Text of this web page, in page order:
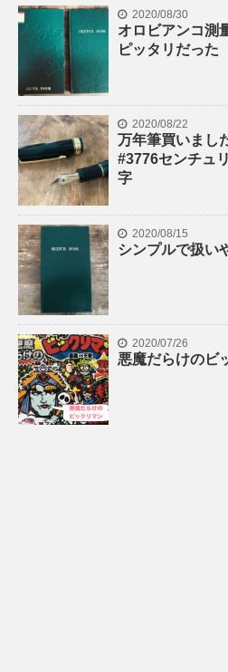
2020/08/30
オロビアンコ測
ピッタリだった
2020/08/22
万年筆買いまし
#3776センチュ
字
2020/08/15
シンプルで扱い
2020/07/26
悪魔だらけの